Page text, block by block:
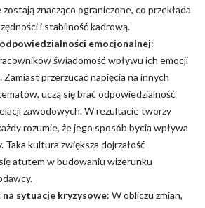
znacząco ograniczone, co przekłada
i stabilność kadrową.
emocjonalnej:
świadomość wpływu ich emocji
przerzucać napięcia na innych
uczą się brać odpowiedzialność
zawodowych. W rezultacie tworzy
rozumie, że jego sposób bycia wpływa
Taka kultura zwiększa dojrzałość
atutem w budowaniu wizerunku
sytuacje kryzysowe: W obliczu zmian,